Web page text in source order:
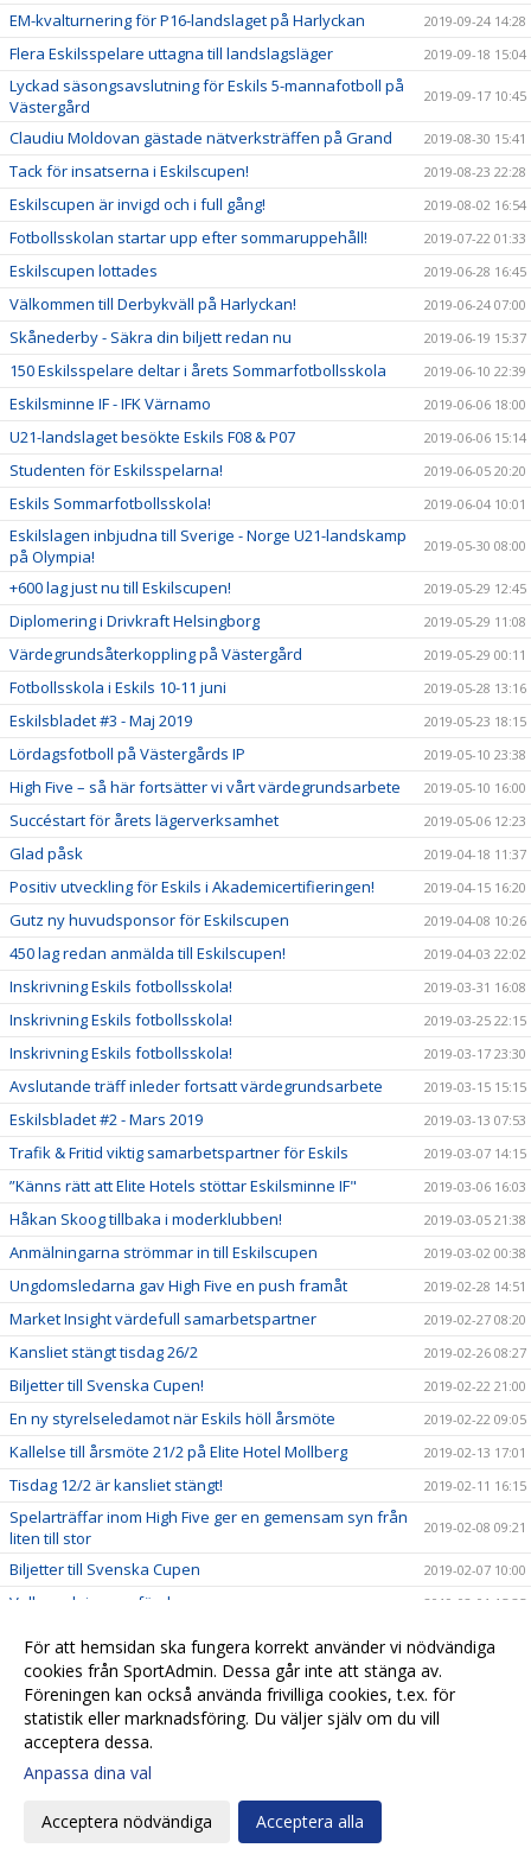
EM-kvalturnering för P16-landslaget på Harlyckan 2019-09-24 14:28
Flera Eskilsspelare uttagna till landslagsläger 2019-09-18 15:04
Lyckad säsongsavslutning för Eskils 5-mannafotboll på
Västergård
2019-09-17 10:45
Claudiu Moldovan gästade nätverksträffen på Grand 2019-08-30 15:41
Tack för insatserna i Eskilscupen! 2019-08-23 22:28
Eskilscupen är invigd och i full gång! 2019-08-02 16:54
Fotbollsskolan startar upp efter sommaruppehåll! 2019-07-22 01:33
Eskilscupen lottades 2019-06-28 16:45
Välkommen till Derbykväll på Harlyckan! 2019-06-24 07:00
Skånederby - Säkra din biljett redan nu 2019-06-19 15:37
150 Eskilsspelare deltar i årets Sommarfotbollsskola 2019-06-10 22:39
Eskilsminne IF - IFK Värnamo 2019-06-06 18:00
U21-landslaget besökte Eskils F08 & P07 2019-06-06 15:14
Studenten för Eskilsspelarna! 2019-06-05 20:20
Eskils Sommarfotbollsskola! 2019-06-04 10:01
Eskilslagen inbjudna till Sverige - Norge U21-landskamp
på Olympia!
2019-05-30 08:00
+600 lag just nu till Eskilscupen! 2019-05-29 12:45
Diplomering i Drivkraft Helsingborg 2019-05-29 11:08
Värdegrundsåterkoppling på Västergård 2019-05-29 00:11
Fotbollsskola i Eskils 10-11 juni 2019-05-28 13:16
Eskilsbladet #3 - Maj 2019 2019-05-23 18:15
Lördagsfotboll på Västergårds IP 2019-05-10 23:38
High Five – så här fortsätter vi vårt värdegrundsarbete 2019-05-10 16:00
Succéstart för årets lägerverksamhet 2019-05-06 12:23
Glad påsk 2019-04-18 11:37
Positiv utveckling för Eskils i Akademicertifieringen! 2019-04-15 16:20
Gutz ny huvudsponsor för Eskilscupen 2019-04-08 10:26
450 lag redan anmälda till Eskilscupen! 2019-04-03 22:02
Inskrivning Eskils fotbollsskola! 2019-03-31 16:08
Inskrivning Eskils fotbollsskola! 2019-03-25 22:15
Inskrivning Eskils fotbollsskola! 2019-03-17 23:30
Avslutande träff inleder fortsatt värdegrundsarbete 2019-03-15 15:15
Eskilsbladet #2 - Mars 2019 2019-03-13 07:53
Trafik & Fritid viktig samarbetspartner för Eskils 2019-03-07 14:15
”Känns rätt att Elite Hotels stöttar Eskilsminne IF" 2019-03-06 16:03
Håkan Skoog tillbaka i moderklubben! 2019-03-05 21:38
Anmälningarna strömmar in till Eskilscupen 2019-03-02 00:38
Ungdomsledarna gav High Five en push framåt 2019-02-28 14:51
Market Insight värdefull samarbetspartner 2019-02-27 08:20
Kansliet stängt tisdag 26/2 2019-02-26 08:27
Biljetter till Svenska Cupen! 2019-02-22 21:00
En ny styrelseledamot när Eskils höll årsmöte 2019-02-22 09:05
Kallelse till årsmöte 21/2 på Elite Hotel Mollberg 2019-02-13 17:01
Tisdag 12/2 är kansliet stängt! 2019-02-11 16:15
Spelarträffar inom High Five ger en gemensam syn från
liten till stor
2019-02-08 09:21
Biljetter till Svenska Cupen 2019-02-07 10:00
Valberedningens förslag 2019-02-01 15:35
Biljettsläpp Svenska Cupen! 2019-01-23 21:09
Biljettinformation inför Svenska Cupen! 2019-01-23 20:51
Kalle Olsson, ny klubbchef i Eskils 2019-01-22 15:45
Seniorlagens träningsläger spikade
Eskils ungdomsläger 2019!
Eskils lånar målvakt från MFF
För att hemsidan ska fungera korrekt använder vi nödvändiga
cookies från SportAdmin. Dessa går inte att stänga av.
Föreningen kan också använda frivilliga cookies, t.ex. för
statistik eller marknadsföring. Du väljer själv om du vill
acceptera dessa.
Anpassa dina val
Acceptera nödvändiga Acceptera alla